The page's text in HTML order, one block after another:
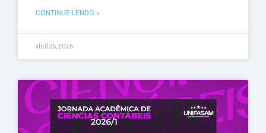
CONTINUE LENDO »
abril 28, 2026